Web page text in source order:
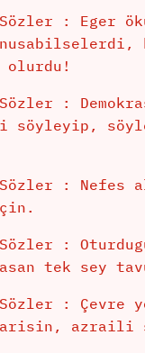
: Eger
olurdu!
:
söyleyip,
: Nefes
:
tek sey
: Çevre
yarisin,